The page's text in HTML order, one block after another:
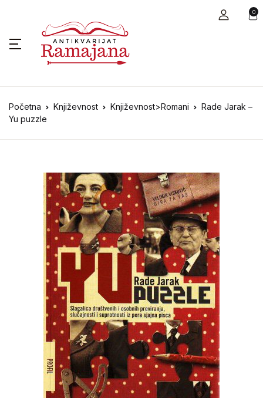
0
Početna Književnost Književnost>Romani
Rade Jarak –
Yu puzzle